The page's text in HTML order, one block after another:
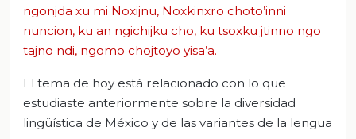
ngonjda xu mi Noxijnu, Noxkinxro choto’inni
nuncion, ku an ngichijku cho, ku tsoxku jtinno ngo
tajno ndi, ngomo chojtoyo yisa’a.
El tema de hoy está relacionado con lo que
estudiaste anteriormente sobre la diversidad
lingüística de México y de las variantes de la lengua